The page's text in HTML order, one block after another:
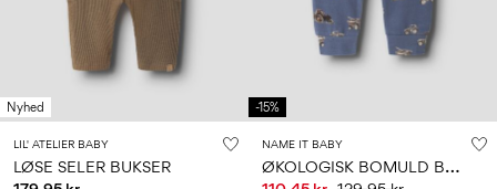
Nyhed
LIL' ATELIER BABY
LØSE SELER BUKSER
-15%
NAME IT BABY
Ø
KOLOGISK BOMULD BUKSER